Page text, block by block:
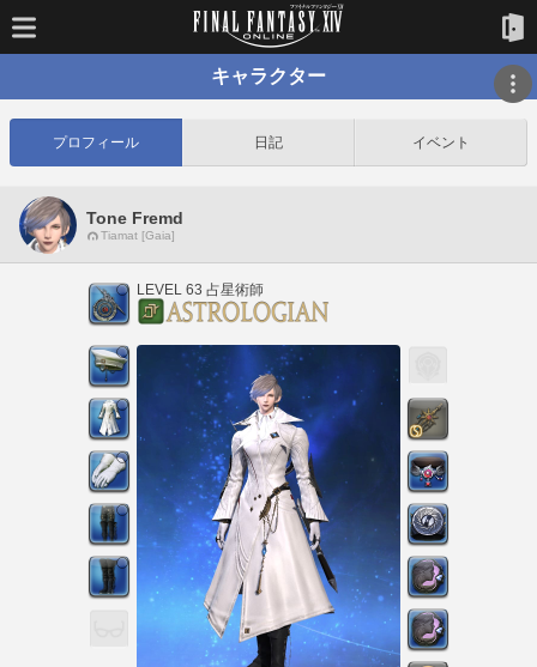
キャラクター
プロフィール 日記 イベント
Tone Fremd
Tiamat [Gaia]
LEVEL 63 占星術師